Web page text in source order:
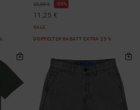
25,00 € 55%
11,25 €
SALE
DOPPELTER RABATT EXTRA 25 %